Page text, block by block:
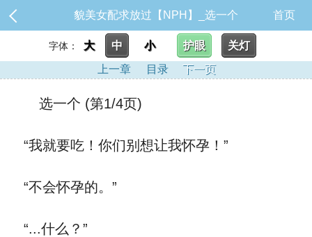
貌美女配求放过【NPH】_选一个 首页
字体： 大 中 小 护眼
关灯
上一章
目录 下一页
选一个 (第1/4页)
“我就要吃！你们别想让我怀孕！”
“不会怀孕的。”
“...什么？”